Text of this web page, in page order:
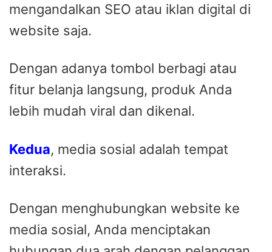
mengandalkan SEO atau iklan digital di
website saja.
Dengan adanya tombol berbagi atau
fitur belanja langsung, produk Anda
lebih mudah viral dan dikenal.
Kedua, media sosial adalah tempat
interaksi.
Dengan menghubungkan website ke
media sosial, Anda menciptakan